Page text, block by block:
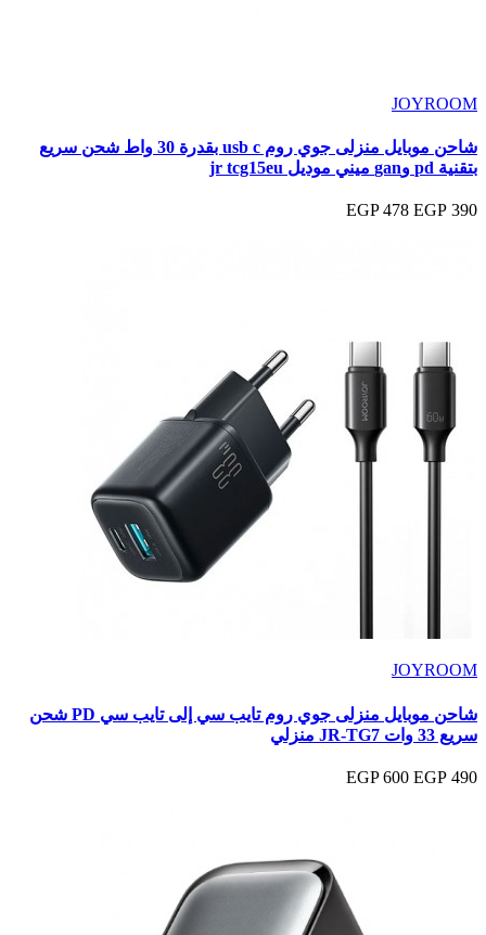
JOYROOM
شاحن موبايل منزلى جوي روم usb c بقدرة 30 واط شحن سريع
بتقنية pd وgan ميني موديل jr tcg15eu
390 EGP
478 EGP
JOYROOM
شاحن موبايل منزلى جوي روم تايب سي إلى تايب سي PD شحن
سريع 33 وات JR-TG7 منزلي
490 EGP
600 EGP